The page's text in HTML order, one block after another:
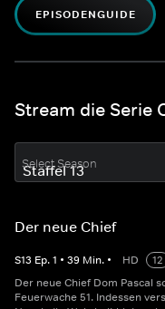
EPISODENGUIDE
Stream die Serie
Select Season
Der neue Chief
S13 Ep.1 • 39 Min. • HD
12
Der neue Chief Dom Pascal
Feuerwache 51. Indessen